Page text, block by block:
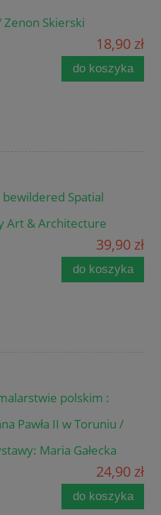
Skierski
18,90 zł
do koszyka
Spatial
Art & Architecture
39,90 zł
do koszyka
polskim :
Pawła II w Toruniu /
Maria Gałecka
24,90 zł
do koszyka